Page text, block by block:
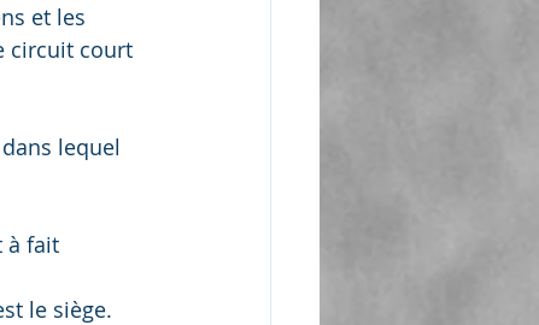
et les
circuit court
lequel
à fait
le siège.